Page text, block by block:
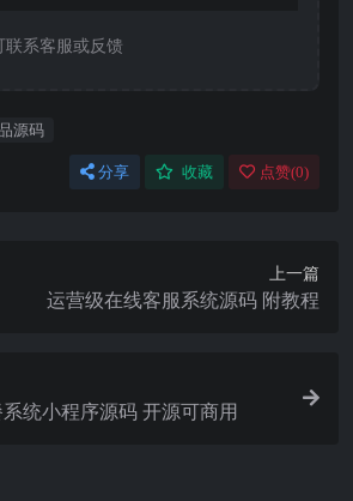
系客服或反馈
源码
分享 收藏 点赞(0)
上一篇
运营级在线客服系统源码 附教程
统小程序源码 开源可商用